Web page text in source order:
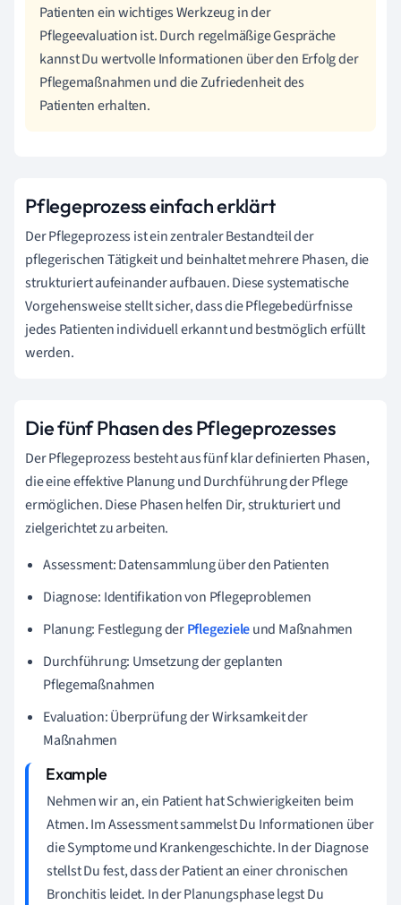
Patienten ein wichtiges Werkzeug in der
Pflegeevaluation ist. Durch regelmäßige Gespräche
kannst Du wertvolle Informationen über den Erfolg der
Pflegemaßnahmen und die Zufriedenheit des
Patienten erhalten.
Pflegeprozess einfach erklärt
Der Pflegeprozess ist ein zentraler Bestandteil der
pflegerischen Tätigkeit und beinhaltet mehrere Phasen, die
strukturiert aufeinander aufbauen. Diese systematische
Vorgehensweise stellt sicher, dass die Pflegebedürfnisse
jedes Patienten individuell erkannt und bestmöglich erfüllt
werden.
Die fünf Phasen des Pflegeprozesses
Der Pflegeprozess besteht aus fünf klar definierten Phasen,
die eine effektive Planung und Durchführung der Pflege
ermöglichen. Diese Phasen helfen Dir, strukturiert und
zielgerichtet zu arbeiten.
Assessment: Datensammlung über den Patienten
Diagnose: Identifikation von Pflegeproblemen
Planung: Festlegung derPflegezieleund Maßnahmen
Durchführung: Umsetzung der geplanten
Pflegemaßnahmen
Evaluation: Überprüfung der Wirksamkeit der
Maßnahmen
Nehmen wir an, ein Patient hat Schwierigkeiten beim
Atmen. Im Assessment sammelst Du Informationen über
die Symptome und Krankengeschichte. In der Diagnose
stellst Du fest, dass der Patient an einer chronischen
Bronchitis leidet. In der Planungsphase legst Du